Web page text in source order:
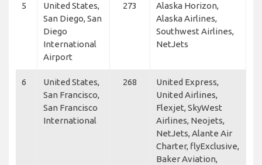
5
United States,
San Diego, San
Diego
International
Airport
273
Alaska Horizon,
Alaska Airlines,
Southwest Airlines,
NetJets
6
United States,
San Francisco,
San Francisco
International
268
United Express,
United Airlines,
Flexjet, SkyWest
Airlines, Neojets,
NetJets, Alante Air
Charter, flyExclusive,
Baker Aviation,